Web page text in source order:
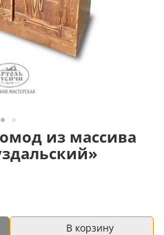
из массива
В корзину